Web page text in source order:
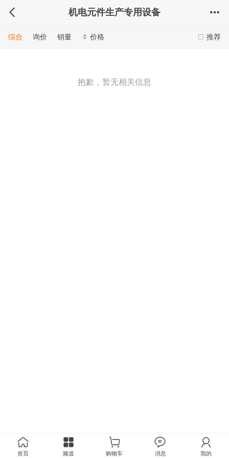
机电元件生产专用设备
推荐
综合 询价 销量 价格
抱歉，暂无相关信息
首页 频道 购物车 消息 我的